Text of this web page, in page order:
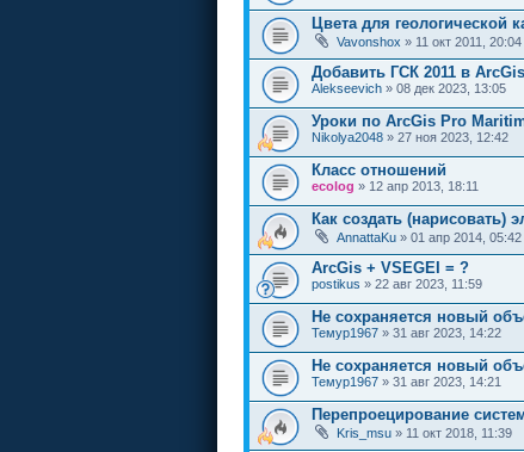
Цвета для геологической
Vavonshox » 11 окт 2011, 20:04
Добавить ГСК 2011 в ArcGis
Alekseevich » 08 дек 2023, 13:05
Уроки по ArcGis Pro
Nikolya2048 » 27 ноя 2023, 12:42
Класс отношений
ecolog » 12 апр 2013, 18:11
Как создать (нарисовать)
AnnattaKu » 01 апр 2014, 05:42
ArcGis + VSEGEI = ?
postikus » 22 авг 2023, 11:59
Не сохраняется новый
Темур1967 » 31 авг 2023, 14:22
Не сохраняется новый
Темур1967 » 31 авг 2023, 14:21
Перепроецирование
Kris_msu » 11 окт 2018, 11:39